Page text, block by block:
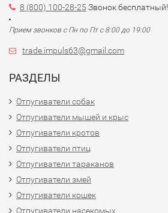
8 (800) 100-28-25 Звонок бесплатный!
Прием звонков с Пн по Пт с 8:00 до 19:00
trade.impuls63@gmail.com
РАЗДЕЛЫ
Отпугиватели собак
Отпугиватели мышей и крыс
Отпугиватели кротов
Отпугиватели птиц
Отпугиватели тараканов
Отпугиватели змей
Отпугиватели кошек
Отпугиватели насекомых